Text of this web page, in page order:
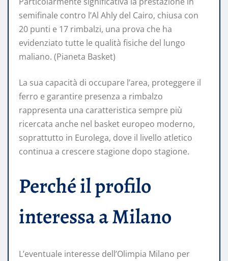
semifinale contro l’Al Ahly del Cairo, chiusa con
20 punti e 17 rimbalzi, una prova che ha
evidenziato tutte le qualità fisiche del lungo
maliano. (Pianeta Basket)
La sua capacità di occupare l’area, proteggere il
ferro e garantire presenza a rimbalzo
rappresenta una caratteristica sempre più
ricercata anche nel basket europeo moderno,
soprattutto in Eurolega, dove il livello atletico
continua a crescere stagione dopo stagione.
Perché il profilo
interessa a Milano
L’eventuale interesse dell’Olimpia Milano per